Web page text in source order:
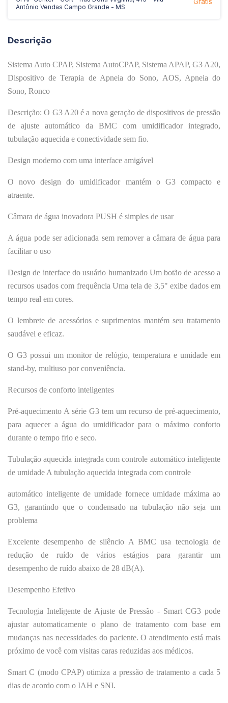
Antônio Vendas Campo Grande - MS
Descrição
Sistema Auto CPAP, Sistema AutoCPAP, Sistema APAP, G3 A20,
Dispositivo de Terapia de Apneia do Sono, AOS, Apneia do
Sono, Ronco
Descrição: O G3 A20 é a nova geração de dispositivos de pressão
de ajuste automático da BMC com umidificador integrado,
tubulação aquecida e conectividade sem fio.
Design moderno com uma interface amigável
O novo design do umidificador mantém o G3 compacto e
atraente.
Câmara de água inovadora PUSH é simples de usar
A água pode ser adicionada sem remover a câmara de água para
facilitar o uso
Designde interface do usuário humanizado Um botão de acesso a
recursos usados com frequência Uma tela de 3,5" exibe dados em
tempo real em cores.
O lembrete de acessórios e suprimentos mantém seu tratamento
saudável e eficaz.
O G3 possui um monitor de relógio, temperatura e umidade em
stand-by, multiuso por conveniência.
Recursos de conforto inteligentes
Pré-aquecimento A série G3 tem um recurso de pré-aquecimento,
para aquecer a água do umidificador para o máximo conforto
durante o tempo frio e seco.
Tubulação aquecida integrada com controle automático inteligente
de umidade A tubulação aquecida integrada com controle
automático inteligente de umidade fornece umidade máxima ao
G3, garantindo que o condensado na tubulação não seja um
problema
Excelente desempenho de silêncio A BMC usa tecnologia de
redução de ruído de vários estágios para garantir um
desempenho de ruído abaixo de 28 dB(A).
Desempenho Efetivo
Tecnologia Inteligente de Ajuste de Pressão - Smart CG3 pode
ajustar automaticamente o plano de tratamento com base em
mudanças nas necessidades do paciente. O atendimento está mais
próximo de você com visitas caras reduzidas aos médicos.
Smart C (modo CPAP) otimiza a pressão de tratamento a cada 5
dias de acordo com o IAH e SNI.